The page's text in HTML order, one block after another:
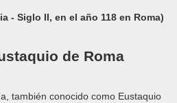
- Siglo II, en el año 118 en Roma)
de Roma
también conocido como Eustaquio